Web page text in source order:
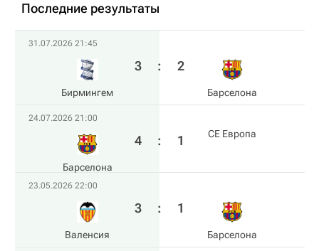
Последние результаты
31.07.2026 21:45
Бирмингем
3 : 2
Барселона
24.07.2026 21:00
Барселона
4 : 1 CE Европа
23.05.2026 22:00
Валенсия
3 : 1
Барселона